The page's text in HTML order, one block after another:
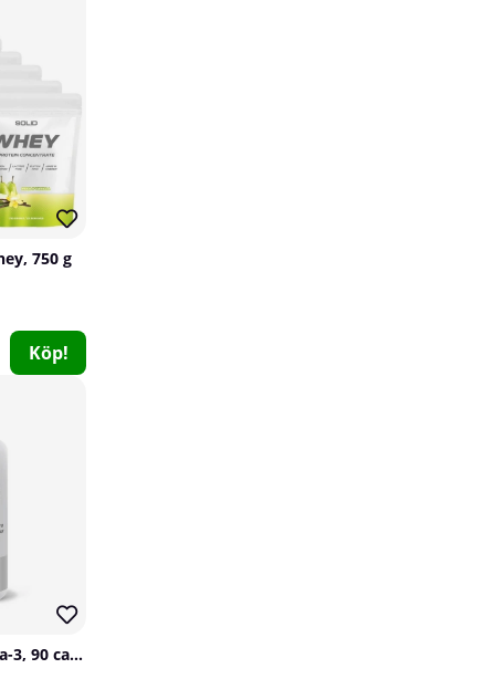
750 g
Köp!
SOLID Nutrition Omega-3, 90 caps